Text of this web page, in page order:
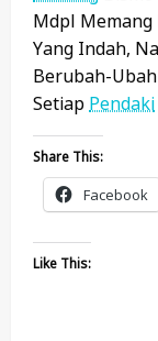
Mdpl
Yang Indah,
Berubah-
Setiap Pendaki
Share This:
Facebook
Like This: